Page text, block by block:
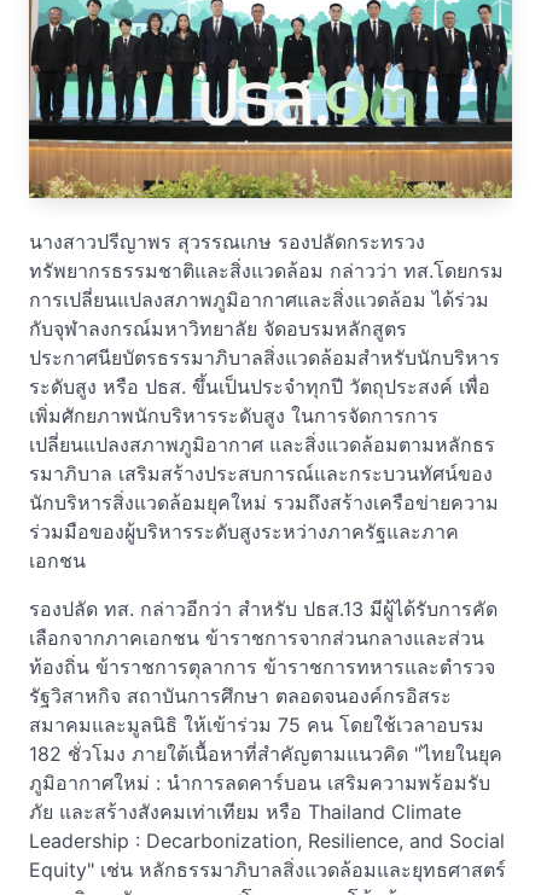
นางสาวปรีญาพร สุวรรณเกษ รองปลัดกระทรวง
ทรัพยากรธรรมชาติและสิ่งแวดล้อม กล่าวว่า ทส.โดยกรม
การเปลี่ยนแปลงสภาพภูมิอากาศและสิ่งแวดล้อม ได้ร่วม
กับจุฬาลงกรณ์มหาวิทยาลัย จัดอบรมหลักสูตร
ประกาศนียบัตรธรรมาภิบาลสิ่งแวดล้อมสำหรับนักบริหาร
ระดับสูง หรือ ปธส. ขึ้นเป็นประจำทุกปี วัตถุประสงค์ เพื่อ
เพิ่มศักยภาพนักบริหารระดับสูง ในการจัดการการ
เปลี่ยนแปลงสภาพภูมิอากาศ และสิ่งแวดล้อมตามหลักธร
รมาภิบาล เสริมสร้างประสบการณ์และกระบวนทัศน์ของ
นักบริหารสิ่งแวดล้อมยุคใหม่ รวมถึงสร้างเครือข่ายความ
ร่วมมือของผู้บริหารระดับสูงระหว่างภาครัฐและภาค
เอกชน
รองปลัด ทส. กล่าวอีกว่า สำหรับ ปธส.13 มีผู้ได้รับการคัด
เลือกจากภาคเอกชน ข้าราชการจากส่วนกลางและส่วน
ท้องถิ่น ข้าราชการตุลาการ ข้าราชการทหารและตำรวจ
รัฐวิสาหกิจ สถาบันการศึกษา ตลอดจนองค์กรอิสระ
สมาคมและมูลนิธิ ให้เข้าร่วม 75 คน โดยใช้เวลาอบรม
182 ชั่วโมง ภายใต้เนื้อหาที่สำคัญตามแนวคิด "ไทยในยุค
ภูมิอากาศใหม่ : นำการลดคาร์บอน เสริมความพร้อมรับ
ภัย และสร้างสังคมเท่าเทียม หรือ Thailand Climate
Leadership : Decarbonization, Resilience, and Social
Equity" เช่น หลักธรรมาภิบาลสิ่งแวดล้อมและยุทธศาสตร์